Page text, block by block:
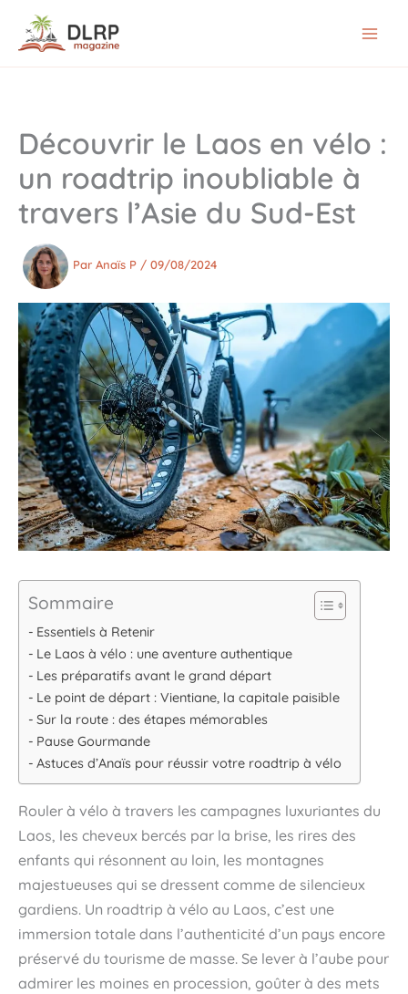
Découvrir le Laos en vélo :
un roadtrip inoubliable à
travers l’Asie du Sud-Est
Par Anaïs P / 09/08/2024
Sommaire
Essentiels à Retenir
Le Laos à vélo : une aventure authentique
Les préparatifs avant le grand départ
Le point de départ : Vientiane, la capitale paisible
Sur la route : des étapes mémorables
Pause Gourmande
Astuces d’Anaïs pour réussir votre roadtrip à vélo
Rouler à vélo à travers les campagnes luxuriantes du
Laos, les cheveux bercés par la brise, les rires des
enfants qui résonnent au loin, les montagnes
majestueuses qui se dressent comme de silencieux
gardiens. Un roadtrip à vélo au Laos, c’est une
immersion totale dans l’authenticité d’un pays encore
préservé du tourisme de masse. Se lever à l’aube pour
admirer les moines en procession, goûter à des mets